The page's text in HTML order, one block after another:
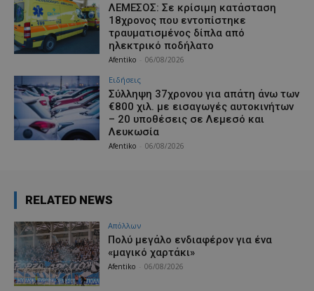
ΛΕΜΕΣΟΣ: Σε κρίσιμη κατάσταση
18χρονος που εντοπίστηκε
τραυματισμένος δίπλα από
ηλεκτρικό ποδήλατο
Afentiko 06/08/2026
Ειδήσεις
Σύλληψη 37χρονου για απάτη άνω των
€800 χιλ. με εισαγωγές αυτοκινήτων
– 20 υποθέσεις σε Λεμεσό και
Λευκωσία
Afentiko 06/08/2026
RELATED NEWS
Απόλλων
Πολύ μεγάλο ενδιαφέρον για ένα
«μαγικό χαρτάκι»
Afentiko 06/08/2026